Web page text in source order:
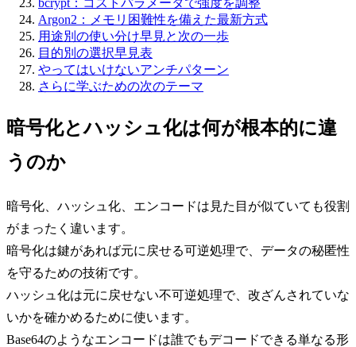
Argon2：メモリ困難性を備えた最新方式
用途別の使い分け早見と次の一歩
目的別の選択早見表
やってはいけないアンチパターン
さらに学ぶための次のテーマ
暗号化とハッシュ化は何が根本的に違
うのか
暗号化、ハッシュ化、エンコードは見た目が似ていても役割
がまったく違います。
暗号化は鍵があれば元に戻せる可逆処理で、データの秘匿性
を守るための技術です。
ハッシュ化は元に戻せない不可逆処理で、改ざんされていな
いかを確かめるために使います。
Base64のようなエンコードは誰でもデコードできる単なる形